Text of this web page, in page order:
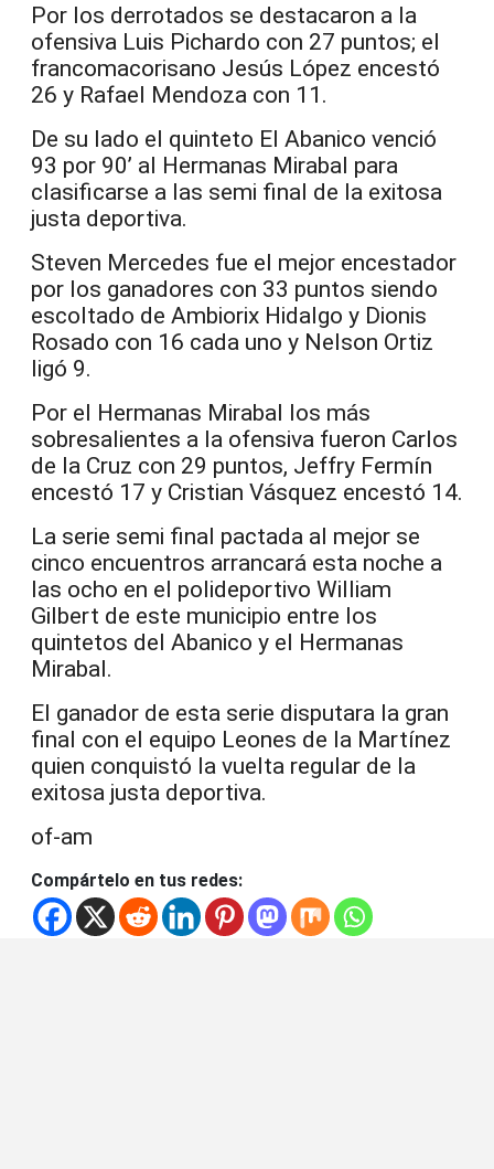
Por los derrotados se destacaron a la
ofensiva Luis Pichardo con 27 puntos; el
francomacorisano Jesús López encestó
26 y Rafael Mendoza con 11.
De su lado el quinteto El Abanico venció
93 por 90’ al Hermanas Mirabal para
clasificarse a las semi final de la exitosa
justa deportiva.
Steven Mercedes fue el mejor encestador
por los ganadores con 33 puntos siendo
escoltado de Ambiorix Hidalgo y Dionis
Rosado con 16 cada uno y Nelson Ortiz
ligó 9.
Por el Hermanas Mirabal los más
sobresalientes a la ofensiva fueron Carlos
de la Cruz con 29 puntos, Jeffry Fermín
encestó 17 y Cristian Vásquez encestó 14.
La serie semi final pactada al mejor se
cinco encuentros arrancará esta noche a
las ocho en el polideportivo William
Gilbert de este municipio entre los
quintetos del Abanico y el Hermanas
Mirabal.
El ganador de esta serie disputara la gran
final con el equipo Leones de la Martínez
quien conquistó la vuelta regular de la
exitosa justa deportiva.
of-am
Compártelo en tus redes: